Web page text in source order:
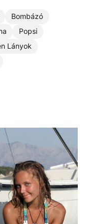
Bombázó
Popsi
Lányok